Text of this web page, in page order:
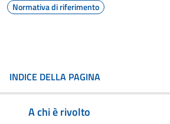
Normativa di riferimento
INDICE DELLA PAGINA
A chi è rivolto